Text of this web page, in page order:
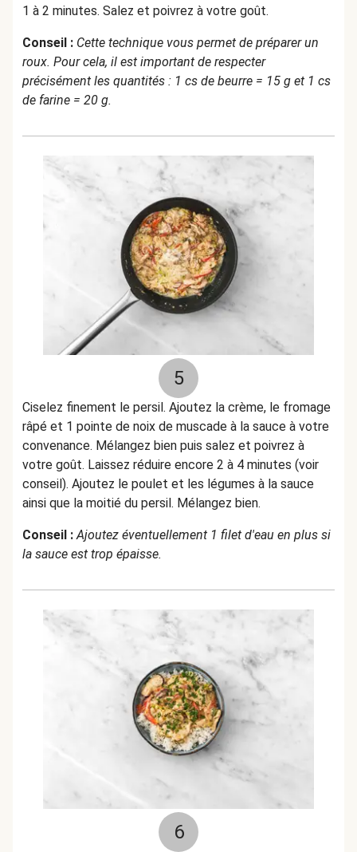
1 à 2 minutes. Salez et poivrez à votre goût.
Conseil : Cette technique vous permet de préparer un
roux. Pour cela, il est important de respecter
précisément les quantités : 1 cs de beurre = 15 g et 1 cs
de farine = 20 g.
5
Ciselez finement le persil. Ajoutez la crème, le fromage
râpé et 1 pointe de noix de muscade à la sauce à votre
convenance. Mélangez bien puis salez et poivrez à
votre goût. Laissez réduire encore 2 à 4 minutes (voir
conseil). Ajoutez le poulet et les légumes à la sauce
ainsi que la moitié du persil. Mélangez bien.
Conseil : Ajoutez éventuellement 1 filet d'eau en plus si
la sauce est trop épaisse.
6